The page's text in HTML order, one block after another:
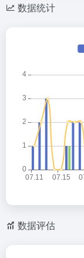
数据统计
数据评估